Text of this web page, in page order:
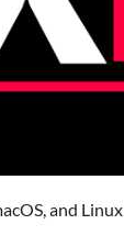
and Linux